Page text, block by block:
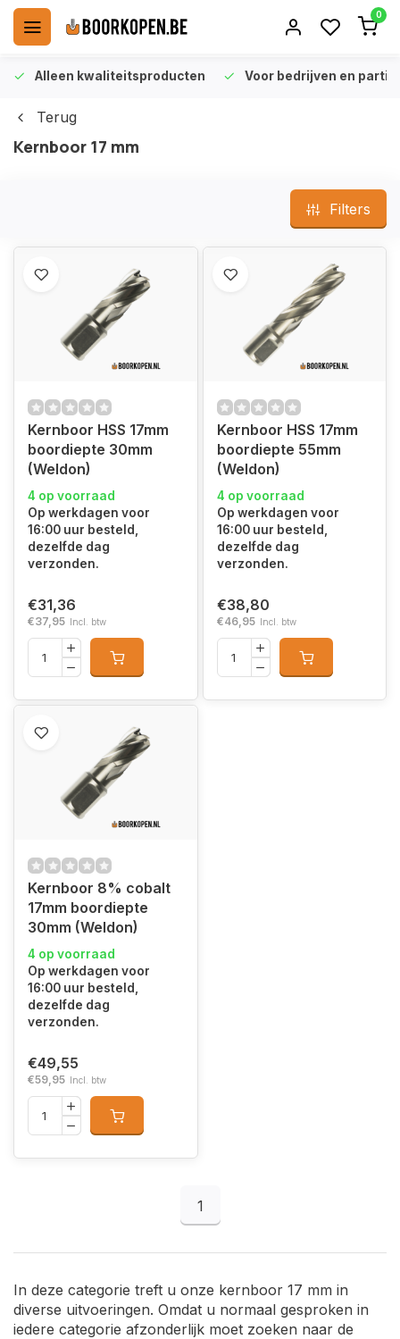
0
Alleen kwaliteitsproducten Voor bedrijven en
Terug
Kernboor 17 mm
Filters
Kernboor HSS 17mm
boordiepte 30mm
(Weldon)
4 op voorraad
Op werkdagen voor
16:00 uur besteld,
dezelfde dag
verzonden.
€31,36
€37,95 Incl. btw
Kernboor HSS 17mm
boordiepte 55mm
(Weldon)
4 op voorraad
Op werkdagen voor
16:00 uur besteld,
dezelfde dag
verzonden.
€38,80
€46,95 Incl. btw
Kernboor 8% cobalt
17mm boordiepte
30mm (Weldon)
4 op voorraad
Op werkdagen voor
16:00 uur besteld,
dezelfde dag
verzonden.
€49,55
€59,95 Incl. btw
1
In deze categorie treft u onze kernboor 17 mm in
diverse uitvoeringen. Omdat u normaal gesproken in
iedere categorie afzonderlijk moet zoeken naar de